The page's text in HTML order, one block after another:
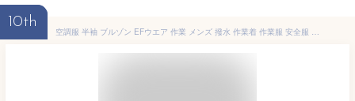
10th
空調服 半袖 ブルゾン EFウエア 作業 メンズ 撥水 作業着 作業服 安全服 夏 ファン付き 反射材 反射 ワークウェア 大きいサイズ 6L E9208 旭蝶 Asahicho 日本製 国産 帯電防止 涼しい 工場 外作業 仕事 土木 工事 現場